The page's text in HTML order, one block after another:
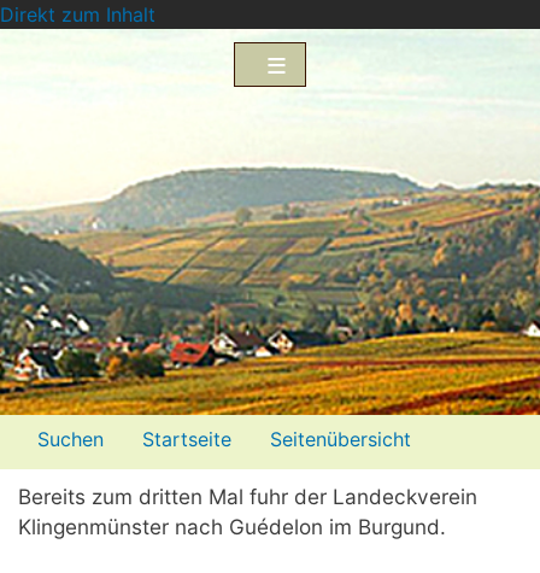
Direkt zum Inhalt
Menü2
Suchen Startseite
Seitenübersicht
Impressum
Datenschutzerklärung
Bereits zum dritten Mal fuhr der Landeckverein
Klingenmünster nach Guédelon im Burgund.